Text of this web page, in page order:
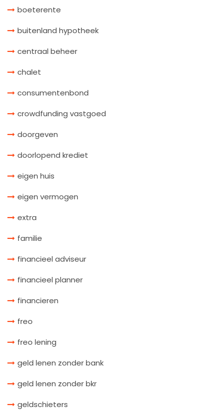
boeterente
buitenland hypotheek
centraal beheer
chalet
consumentenbond
crowdfunding vastgoed
doorgeven
doorlopend krediet
eigen huis
eigen vermogen
extra
familie
financieel adviseur
financieel planner
financieren
freo
freo lening
geld lenen zonder bank
geld lenen zonder bkr
geldschieters